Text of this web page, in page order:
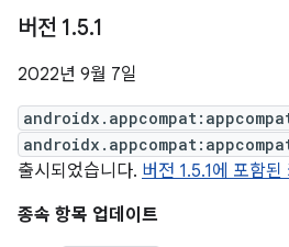
버전 1.5.1
2022년 9월 7일
출시되었습니다. 버전 1.5.1에 포함된
종속 항목 업데이트